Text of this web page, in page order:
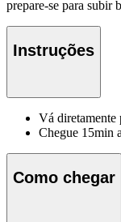
prepare-se para subir
Instruções
Vá diretamente
Chegue 15min
Como chegar